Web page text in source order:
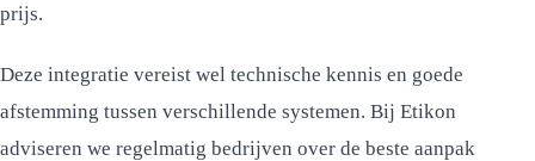
prijs.
Deze integratie vereist wel technische kennis en goede
afstemming tussen verschillende systemen. Bij Etikon
adviseren we regelmatig bedrijven over de beste aanpak